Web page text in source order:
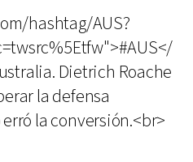
hashtag/AUS?
Dietrich Roache
la defensa
la conversión.<br>